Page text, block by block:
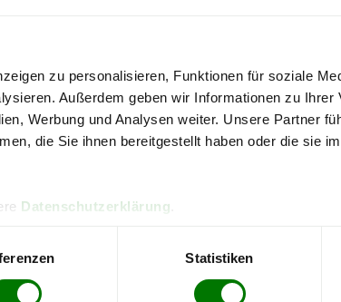
zu personalisieren, Funktionen für soziale
Außerdem geben wir Informationen zu Ihrer
Werbung und Analysen weiter. Unsere Partner
die Sie ihnen bereitgestellt haben oder die sie
Datenschutzerklärung
Statistiken
für St. Martin im
von 6 Tonnen loser Warein DINplus-/